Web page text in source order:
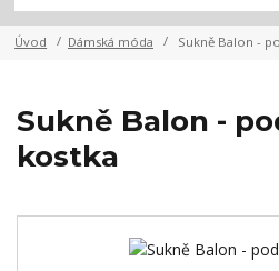
Úvod Dámská móda Sukně Balon -
Sukně Balon -
kostka